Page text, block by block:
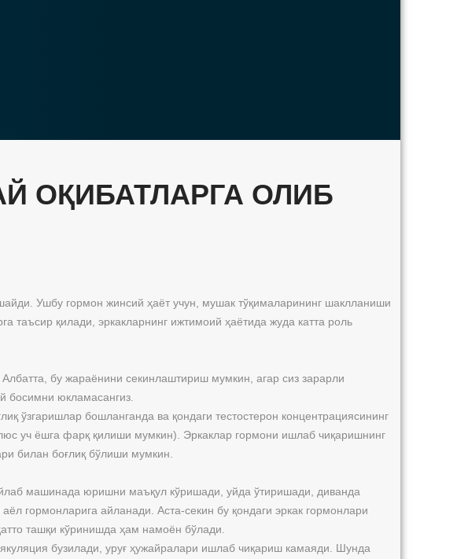
ОҚИБАТЛАРГА ОЛИБ
Ушбу гормон жинсий ҳаёт учун, мушак тўқималарининг шаклланиши
таъсир қилади, эркакларнинг ижтимоий ҳаётида жуда катта роль
бу жараёнини секинлаштириш мумкин, агар сиз зарарли
босимни юкламасангиз.
ўзгаришлар бошланганда ва қондаги тестостерон концентрациясининг
уч ёшга фарқ қилиши мумкин). Эркаклар гормони ишлаб чиқаришнинг
билан боғлиқ бўлиши мумкин.
машинада юришни маъқул кўришади, уйда ўтиришади, диванда
гормонларига айланади. Аста-секин бу қондаги эркак гормонлари
ташқи кўринишда ҳам намоён бўлади.
бузилади, уруғ ҳужайралари ишлаб чиқариш камаяди. Шунда